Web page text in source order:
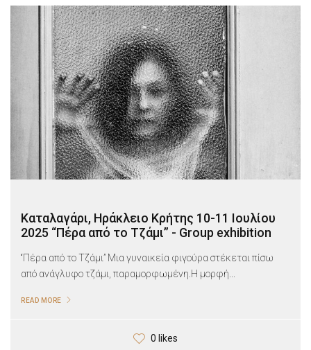
Καταλαγάρι, Ηράκλειο Κρήτης 10-11 Ιουλίου
2025 “Πέρα από το Τζάμι” - Group exhibition
“Πέρα από το Τζάμι” Μια γυναικεία φιγούρα στέκεται πίσω
από ανάγλυφο τζάμι, παραμορφωμένη.Η μορφή...
READ MORE
0 likes